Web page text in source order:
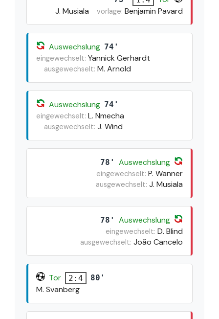
J. Musiala
vorlage: Benjamin Pavard
Auswechslung 74'
eingewechselt: Yannick Gerhardt
ausgewechselt: M. Arnold
Auswechslung 74'
eingewechselt: L. Nmecha
ausgewechselt: J. Wind
78' Auswechslung
eingewechselt: P. Wanner
ausgewechselt: J. Musiala
78' Auswechslung
eingewechselt: D. Blind
ausgewechselt: João Cancelo
Tor 2:4 80'
M. Svanberg